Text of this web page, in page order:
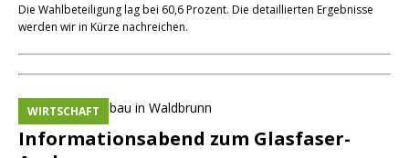
Die Wahlbeteiligung lag bei 60,6 Prozent. Die detaillierten Ergebnisse
werden wir in Kürze nachreichen.
Informationsabend zum Glasfaser-
WIRTSCHAFT